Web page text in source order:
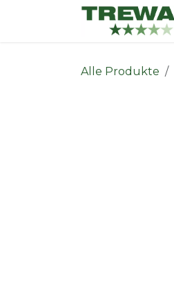
Zum Inhalt springen
Alle Produkte